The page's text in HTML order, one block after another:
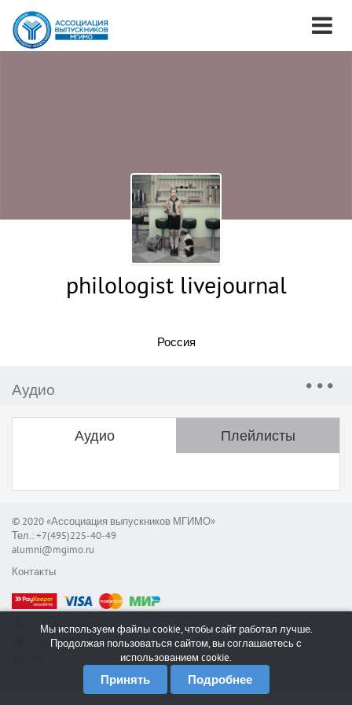
philologist livejournal
Россия
Аудио
Аудио Плейлисты
© 2020 «Ассоциация выпускников МГИМО»
Тел.: +7(495)225-40-49
alumni@mgimo.ru
Контакты
Сообщить об ошибке
Служба поддержки
Мы используем файлы cookie, чтобы сайт работал лучше.
Продолжая пользоваться сайтом, вы соглашаетесь с
использованием cookie.
Принять Подробнее